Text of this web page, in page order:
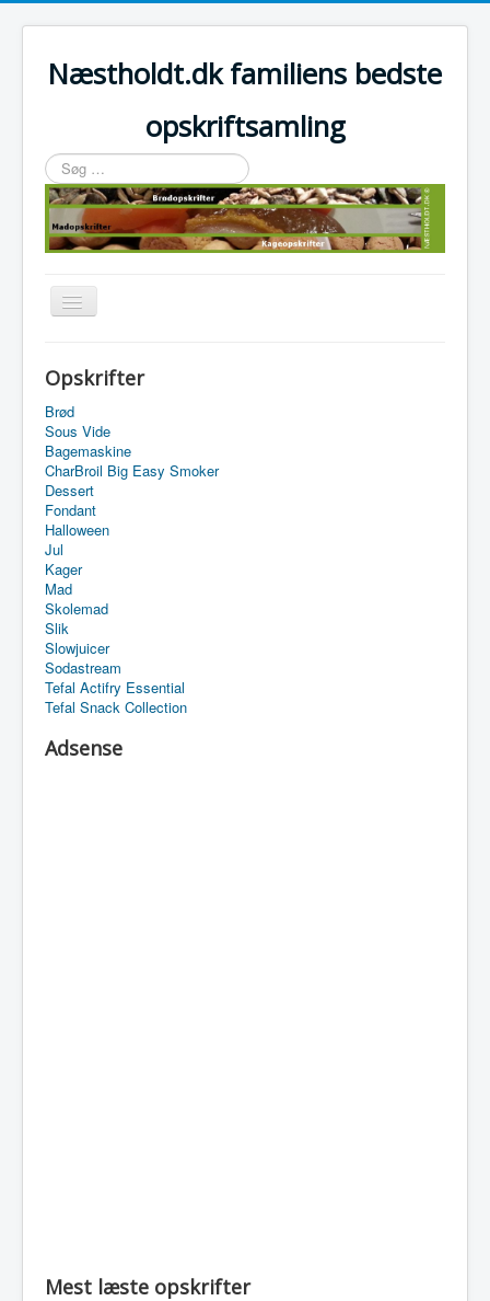
Næstholdt.dk familiens bedste
opskriftsamling
Søg
…
Skift
navigation
Tefal Actifry Essential
Opskrifter
Brød
Sous Vide
Bagemaskine
CharBroil Big Easy Smoker
Dessert
Fondant
Halloween
Jul
Kager
Mad
Skolemad
Slik
Slowjuicer
Sodastream
Tefal Actifry Essential
Tefal Snack Collection
Adsense
Mest læste opskrifter